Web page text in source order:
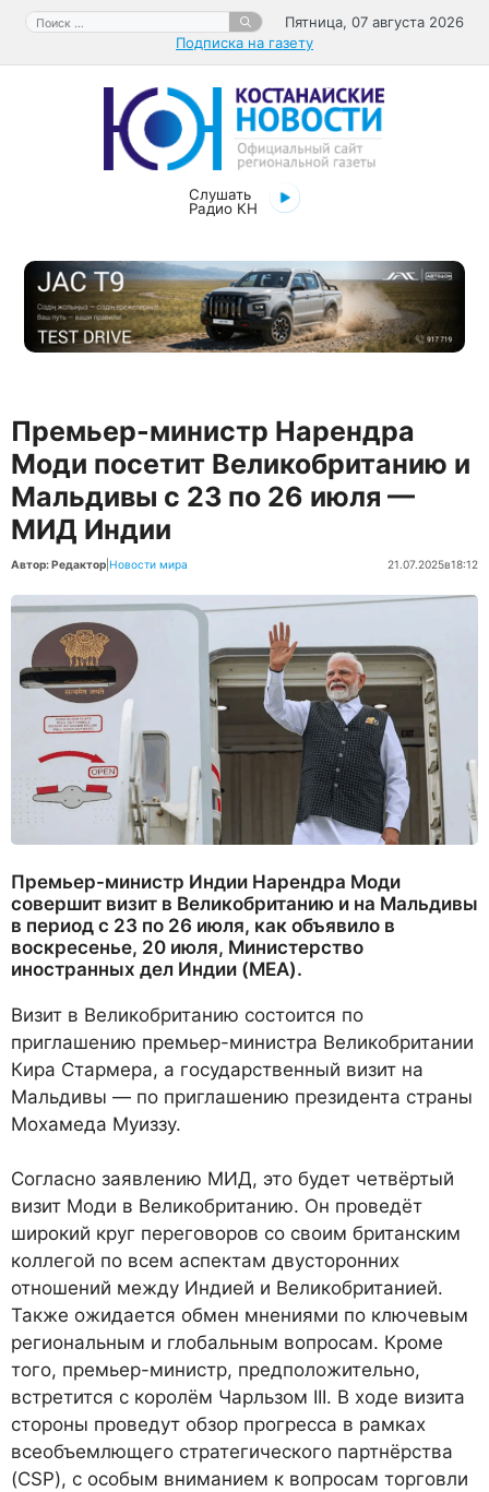
Перейти
содержимому
Поиск:
Пятница, 07 августа 2026
Подписка на газету
Слушать
Радио КН
Премьер-министр Нарендра
Моди посетит Великобританию и
Мальдивы с 23 по 26 июля —
МИД Индии
Автор: Редактор Новости мира 21.07.2025в18:12
Премьер-министр Индии Нарендра Моди
совершит визит в Великобританию и на Мальдивы
в период с 23 по 26 июля, как объявило в
воскресенье, 20 июля, Министерство
иностранных дел Индии (MEA).
Визит в Великобританию состоится по
приглашению премьер-министра Великобритании
Кира Стармера, а государственный визит на
Мальдивы — по приглашению президента страны
Мохамеда Муиззу.
Согласно заявлению МИД, это будет четвёртый
визит Моди в Великобританию. Он проведёт
широкий круг переговоров со своим британским
коллегой по всем аспектам двусторонних
отношений между Индией и Великобританией.
Также ожидается обмен мнениями по ключевым
региональным и глобальным вопросам. Кроме
того, премьер-министр, предположительно,
встретится с королём Чарльзом III. В ходе визита
стороны проведут обзор прогресса в рамках
всеобъемлющего стратегического партнёрства
(CSP), с особым вниманием к вопросам торговли